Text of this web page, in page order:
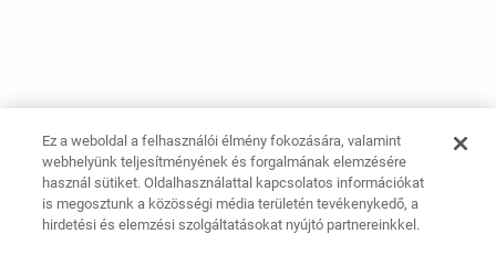
Ez a weboldal a felhasználói élmény fokozására, valamint
webhelyünk teljesítményének és forgalmának elemzésére
használ sütiket. Oldalhasználattal kapcsolatos információkat
is megosztunk a közösségi média területén tevékenykedő, a
hirdetési és elemzési szolgáltatásokat nyújtó partnereinkkel.